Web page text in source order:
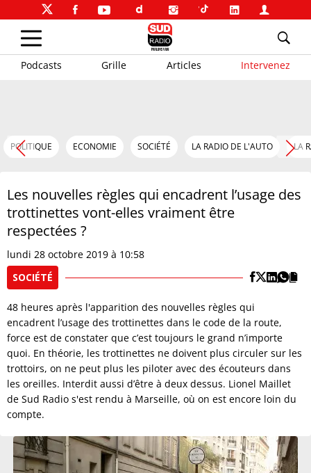
Podcasts Grille Articles Intervenez
POLITIQUE ECONOMIE SOCIÉTÉ LA RADIO DE L'AUTO LA
Les nouvelles règles qui encadrent l’usage des
trottinettes vont-elles vraiment être
respectées ?
lundi 28 octobre 2019 à 10:58
SOCIÉTÉ
48 heures après l'apparition des nouvelles règles qui
encadrent l’usage des trottinettes dans le code de la route,
force est de constater que c’est toujours le grand n’importe
quoi. En théorie, les trottinettes ne doivent plus circuler sur les
trottoirs, on ne peut plus les piloter avec des écouteurs dans
les oreilles. Interdit aussi d’être à deux dessus. Lionel Maillet
de Sud Radio s'est rendu à Marseille, où on est encore loin du
compte.